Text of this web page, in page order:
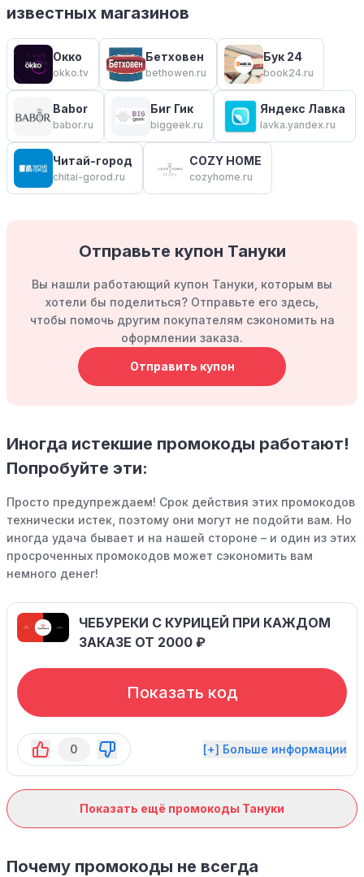
известных магазинов
Окко
okko.tv
Бетховен
bethowen.ru
Бук 24
book24.ru
Babor
babor.ru
Биг Гик
biggeek.ru
Яндекс Лавка
lavka.yandex.ru
Читай-город
chitai-gorod.ru
COZY HOME
cozyhome.ru
Отправьте купон Тануки
Вы нашли работающий купон Тануки, которым вы
хотели бы поделиться? Отправьте его здесь,
чтобы помочь другим покупателям сэкономить на
оформлении заказа.
Отправить купон
Иногда истекшие промокоды работают!
Попробуйте эти:
Просто предупреждаем! Срок действия этих промокодов
технически истек, поэтому они могут не подойти вам. Но
иногда удача бывает и на нашей стороне – и один из этих
просроченных промокодов может сэкономить вам
немного денег!
ЧЕБУРЕКИ С КУРИЦЕЙ ПРИ КАЖДОМ
ЗАКАЗЕ ОТ 2000 ₽
Показать код
0 [+] Больше информации
Показать ещё промокоды Тануки
Почему промокоды не всегда